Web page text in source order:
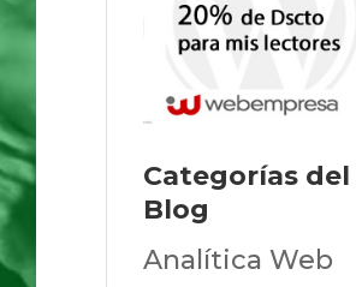
Categorías del
Blog
Analítica Web